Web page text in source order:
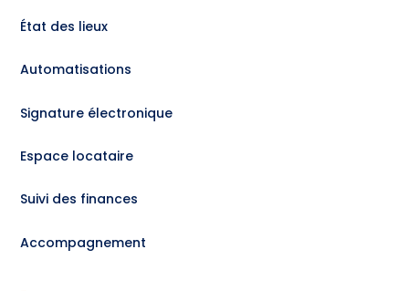
État des lieux
Automatisations
Signature électronique
Espace locataire
Suivi des finances
Accompagnement